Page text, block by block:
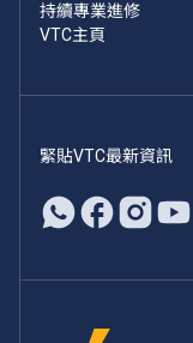
持續專業進修
VTC主頁
緊貼VTC最新資訊